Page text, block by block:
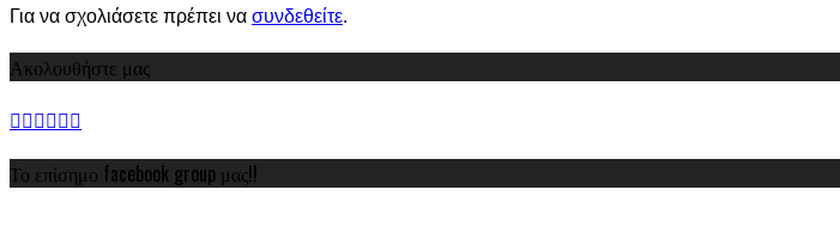
Για να σχολιάσετε πρέπει να συνδεθείτε.
Ακολουθήστε μας
Το επίσημο facebook group μας!!